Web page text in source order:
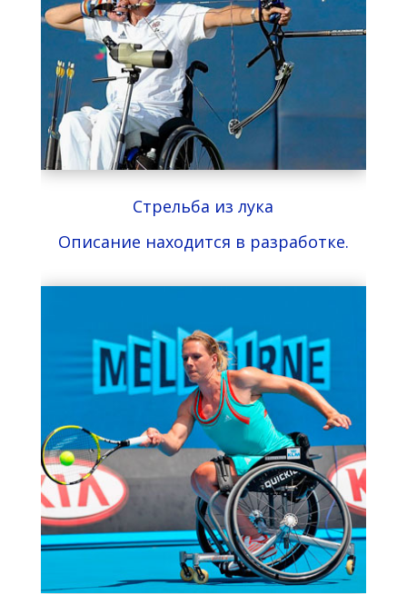
Стрельба из лука
Описание находится в разработке.